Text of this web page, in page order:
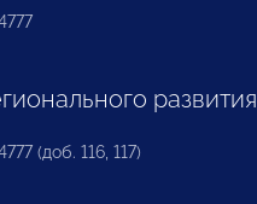
развития
(доб. 116, 117)